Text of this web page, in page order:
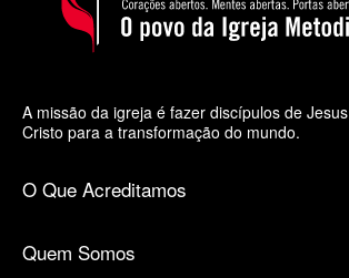
A missão da igreja é fazer discípulos de Jesus
Cristo para a transformação do mundo.
O Que Acreditamos
Quem Somos